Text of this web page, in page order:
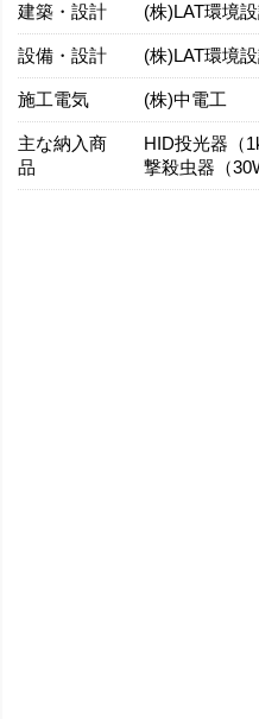
建築・設計 (株)LAT環境
設備・設計 (株)LAT環境
施工電気 (株)中電工
主な納入商
品
HID投光器（
撃殺虫器（